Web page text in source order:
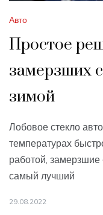
Авто
Простое
замерзших
зимой
Лобовое стекло
температурах
работой,
самый лучший
29.08.2022